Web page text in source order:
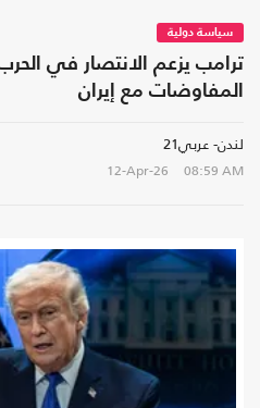
سياسة دولية
ترامب يزعم الانتصار في الحرب
المفاوضات مع إيران
لندن- عربي21
12-Apr-26 08:59 AM